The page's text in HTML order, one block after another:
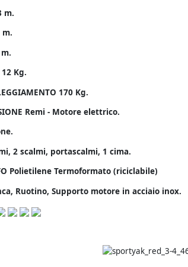
m.
m.
m.
12 Kg.
170 Kg.
Remi - Motore elettrico.
2 scalmi, portascalmi, 1 cima.
Polietilene Termoformato (riciclabile)
Ruotino, Supporto motore in acciaio inox.